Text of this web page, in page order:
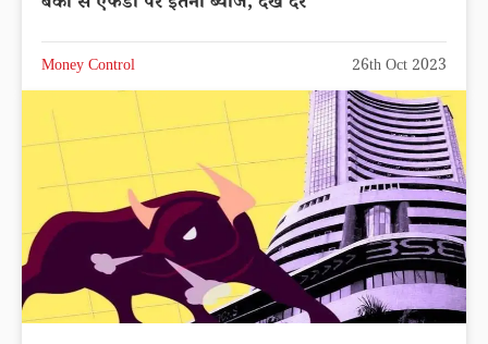
Money Control 26th Oct 2023